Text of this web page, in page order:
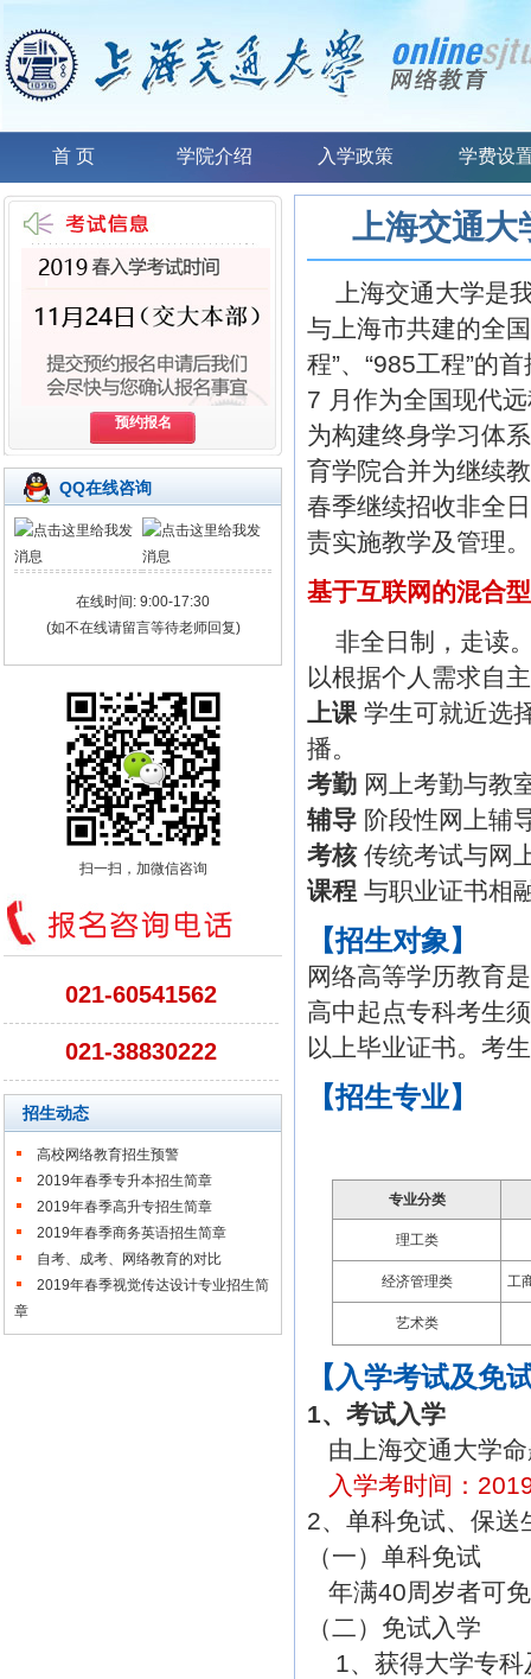
首 页 学院介绍 入学政策 学费设
预约报名
QQ在线咨询
在线时间: 9:00-17:30
(如不在线请留言等待老师回复)
扫一扫，加微信咨询
021-60541562
021-38830222
招生动态
高校网络教育招生预警
2019年春季专升本招生简章
2019年春季高升专招生简章
2019年春季商务英语招生简章
自考、成考、网络教育的对比
2019年春季视觉传达设计专业招生简
章
上海交通大
上海交通大学是
与上海市共建的全
程”、“985工程”的
7 月作为全国现代
为构建终身学习体
育学院合并为继续
春季继续招收非全
责实施教学及管理
基于互联网的混合
非全日制，走读
以根据个人需求自
上课 学生可就近选
播。
考勤 网上考勤与教
辅导 阶段性网上辅
考核传统考试与网
课程 与职业证书相
【招生对象】
网络高等学历教育
高中起点专科考生
以上毕业证书。考
【招生专业】
专业分类
理工类
经济管理类 工
艺术类
【入学考试及免
1、考试入学
由上海交通大学
入学考时间：
2、单科免试、保送
（一）单科免试
年满40周岁者可免
（二）免试入学
1、获得大学专科